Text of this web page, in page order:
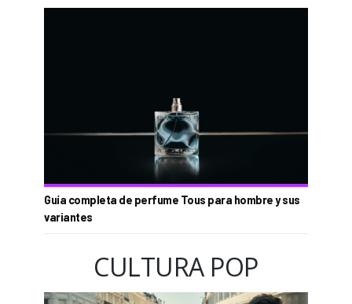
Guía completa de perfume Tous para hombre y sus
variantes
CULTURA POP